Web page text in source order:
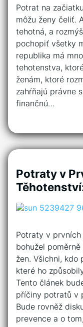
Potrat na
môžu ženy čeliť.
tehotná, a
pochopiť všetky
republika má
tehotenstva,
ženám, ktoré
zahŕňajú právne
finančnú…
Potraty v
Potraty v
bohužel
žen. Všichni, kdo
které ho
Tento článek
příčiny potratů v
Bude rovněž
prevence a o